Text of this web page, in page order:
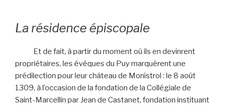
La résidence épiscopale
Et de fait, à partir du moment où ils en devinrent
propriétaires, les évêques du Puy marquèrent une
prédilection pour leur château de Monistrol : le 8 août
1309, à l’occasion de la fondation de la Collégiale de
Saint-Marcellin par Jean de Castanet, fondation instituant